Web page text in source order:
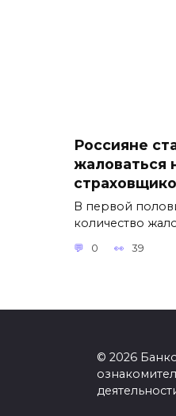
Россияне
жаловаться
В первой
количество
0 39
© 2026